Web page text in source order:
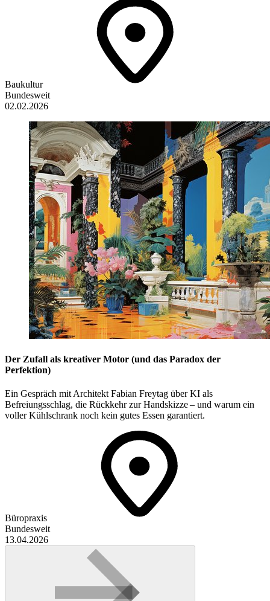
Baukultur
Bundesweit
02.02.2026
Der Zufall als kreativer Motor (und das Paradox der
Perfektion)
Ein Gespräch mit Architekt Fabian Freytag über KI als
Befreiungsschlag, die Rückkehr zur Handskizze – und warum ein
voller Kühlschrank noch kein gutes Essen garantiert.
Büropraxis
Bundesweit
13.04.2026